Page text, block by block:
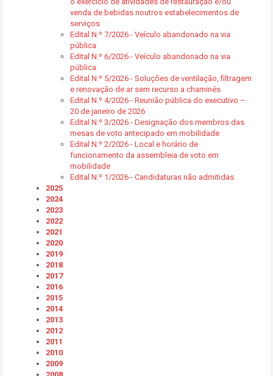
venda de bebidas noutros estabelecimentos de
serviços
Edital N.º 7/2026 - Veículo abandonado na via
pública
Edital N.º 6/2026 - Veículo abandonado na via
pública
Edital N.º 5/2026 - Soluções de ventilação, filtragem
e renovação de ar sem recurso a chaminés
Edital N.º 4/2026 - Reunião pública do executivo –
20 de janeiro de 2026
Edital N.º 3/2026 - Designação dos membros das
mesas de voto antecipado em mobilidade
Edital N.º 2/2026 - Local e horário de
funcionamento da assembleia de voto em
mobilidade
Edital N.º 1/2026 - Candidaturas não admitidas
2025
2024
2023
2022
2021
2020
2019
2018
2017
2016
2015
2014
2013
2012
2011
2010
2009